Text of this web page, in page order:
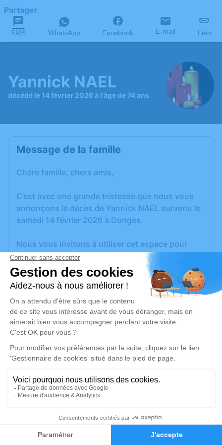
Faire-part Hommages
Partager
SMS WhatsApp Facebook E-mail Lien
Yannick NAEL
décédé le 14 février 2026 à l'âge de 74 ans
Message de la famille
Chère famille, chers amis,
C’est avec une grande tristesse que nous vous
annonçons le décès de Yannick NAEL survenu le
samedi 14 février 2026 à Donges.
Nous vous invitons à utiliser cet espace pour
laisser vos condoléances, partager des photos
souvenirs, une anecdote ou exprimer vos
pensées à travers des poèmes ou des textes. Cet
endroit est un lieu d'expression dédié à honorer la
mémoire de Yannick NAEL.
Un service de plantation d’arbre hommage est
disponible ici
Cérémonie civile
Crématorium de Saint-Nazaire
Route de la Fontaine Tuaud